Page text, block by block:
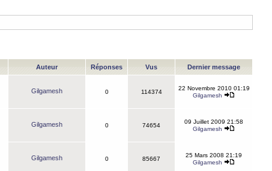
Auteur Réponses Vus Dernier message
Gilgamesh 0 114374
22 Novembre 2010 01:19
Gilgamesh
Gilgamesh 0 74654
09 Juillet 2009 21:58
Gilgamesh
Gilgamesh 0 85667
25 Mars 2008 21:19
Gilgamesh